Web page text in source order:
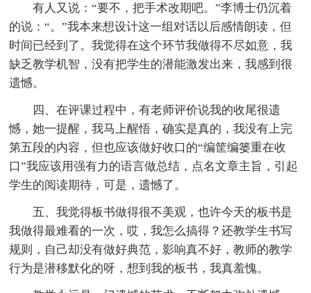
有人又说：“要不，把手术改期吧。”李博士仍沉着
的说：“。”我本来想设计这一组对话以后感情朗读，但
时间已经到了。我觉得在这个环节我做得不尽如意，我
缺乏教学机智，没有把学生的潜能激发出来，我感到很
遗憾。
四、在评课过程中，有老师评价说我的收尾很遗
憾，她一提醒，我马上醒悟，确实是真的，我没有上完
第五段的内容，但也应该做好收口的“编筐编篓重在收
口”我应该用强有力的语言做总结，点名文章主旨，引起
学生的阅读期待，可是，遗憾了。
五、我觉得板书做得很不美观，也许今天的板书是
我做得最难看的一次，哎，我怎么搞得？还教学生书写
规则，自己却没有做好典范，影响真不好，教师的教学
行为是潜移默化的呀，想到我的板书，我真羞愧。